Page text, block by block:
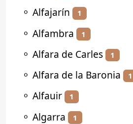
⚬ Alfajarín 1
⚬ Alfambra 1
⚬ Alfara de Carles 1
⚬ Alfara de la Baronia 1
⚬ Alfauir 1
⚬ Algarra 1